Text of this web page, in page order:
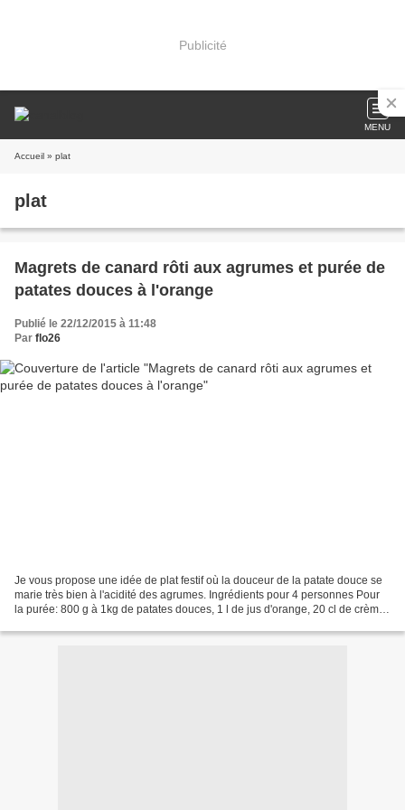
Publicité
MENU
Accueil » plat
plat
Magrets de canard rôti aux agrumes et purée de
patates douces à l'orange
Publié le 22/12/2015 à 11:48
Par flo26
Je vous propose une idée de plat festif où la douceur de la patate douce se
marie très bien à l'acidité des agrumes. Ingrédients pour 4 personnes Pour
la purée: 800 g à 1kg de patates douces, 1 l de jus d'orange, 20 cl de crème